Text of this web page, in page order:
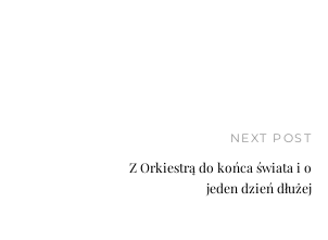
NEXT POST
Z Orkiestrą do końca świata i o
jeden dzień dłużej